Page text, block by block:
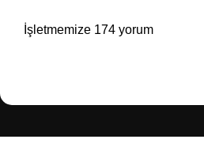
İşletmemize 174 yorum